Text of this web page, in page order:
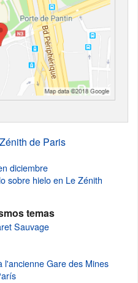
Zénith de Paris
diciembre
sobre hielo en Le Zénith
temas
Sauvage
l'ancienne Gare des Mines